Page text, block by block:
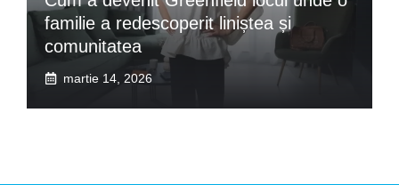
familie a redescoperit liniștea și
comunitatea
martie 14, 2026